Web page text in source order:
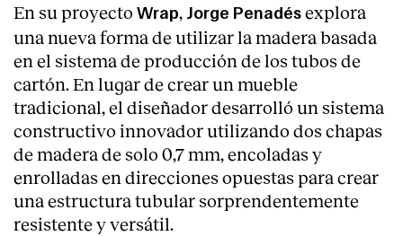
En su proyecto Wrap, Jorge Penadés explora
una nueva forma de utilizar la madera basada
en el sistema de producción de los tubos de
cartón. En lugar de crear un mueble
tradicional, el diseñador desarrolló un sistema
constructivo innovador utilizando dos chapas
de madera de solo 0,7 mm, encoladas y
enrolladas en direcciones opuestas para crear
una estructura tubular sorprendentemente
resistente y versátil.